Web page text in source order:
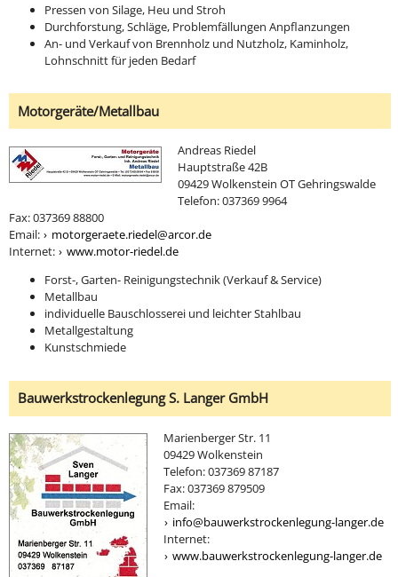
Pressen von Silage, Heu und Stroh
Durchforstung, Schläge, Problemfällungen Anpflanzungen
An- und Verkauf von Brennholz und Nutzholz, Kaminholz,
Lohnschnitt für jeden Bedarf
Motorgeräte/Metallbau
Andreas Riedel
Hauptstraße 42B
09429 Wolkenstein OT Gehringswalde
Telefon: 037369 9964
Fax: 037369 88800
Email:
motorgeraete.riedel@arcor.de
Internet:
www.motor-riedel.de
Forst-, Garten- Reinigungstechnik (Verkauf & Service)
Metallbau
individuelle Bauschlosserei und leichter Stahlbau
Metallgestaltung
Kunstschmiede
Bauwerkstrockenlegung S. Langer GmbH
Marienberger Str. 11
09429 Wolkenstein
Telefon: 037369 87187
Fax: 037369 879509
Email:
info@bauwerkstrockenlegung-langer.de
Internet:
www.bauwerkstrockenlegung-langer.de